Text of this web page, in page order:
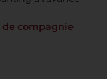
compagnie